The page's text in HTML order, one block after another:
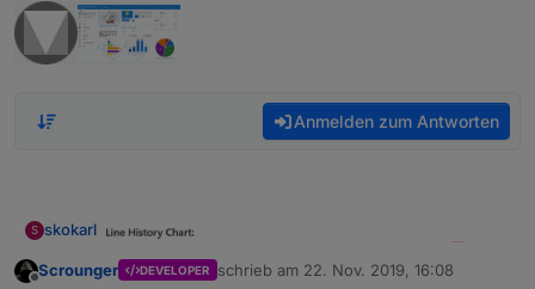
Anmelden zum Antworten
S skokarl
Scrounger DEVELOPER schrieb am 22. Nov. 2019, 16:08
zuletzt editiert von